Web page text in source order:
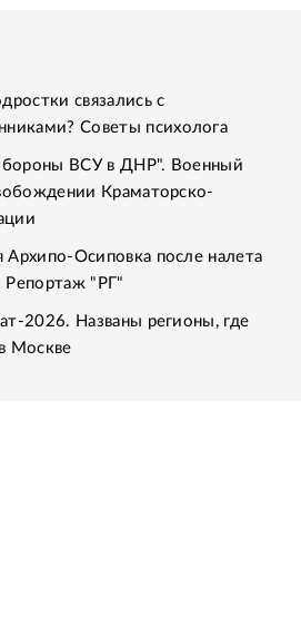
связались с
Советы психолога
ВСУ в ДНР". Военный
Краматорско-
Архипо-Осиповка после налета
Репортаж "РГ"
2026. Названы регионы, где
Москве